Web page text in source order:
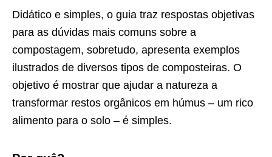
Didático e simples, o guia traz respostas objetivas
para as dúvidas mais comuns sobre a
compostagem, sobretudo, apresenta exemplos
ilustrados de diversos tipos de composteiras. O
objetivo é mostrar que ajudar a natureza a
transformar restos orgânicos em húmus – um rico
alimento para o solo – é simples.